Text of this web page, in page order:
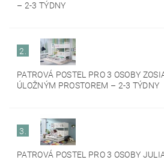
– 2-3 TÝDNY
2.
PATROVÁ POSTEL PRO 3 OSOBY
ÚLOŽNÝM PROSTOREM – 2-3 TÝDNY
3.
PATROVÁ POSTEL PRO 3 OSOBY